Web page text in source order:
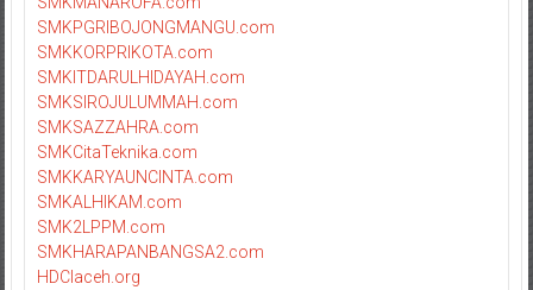
SMKPGRIBOJONGMANGU.com
SMKKORPRIKOTA.com
SMKITDARULHIDAYAH.com
SMKSIROJULUMMAH.com
SMKSAZZAHRA.com
SMKCitaTeknika.com
SMKKARYAUNCINTA.com
SMKALHIKAM.com
SMK2LPPM.com
SMKHARAPANBANGSA2.com
HDCIaceh.org